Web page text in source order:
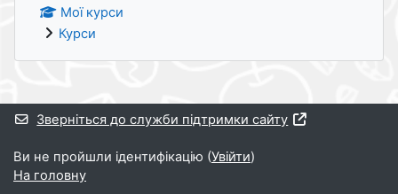
Мої курси
Курси
Додаткові блоки
Зверніться до служби підтримки сайту
Ви не пройшли ідентифікацію (Увійти)
На головну